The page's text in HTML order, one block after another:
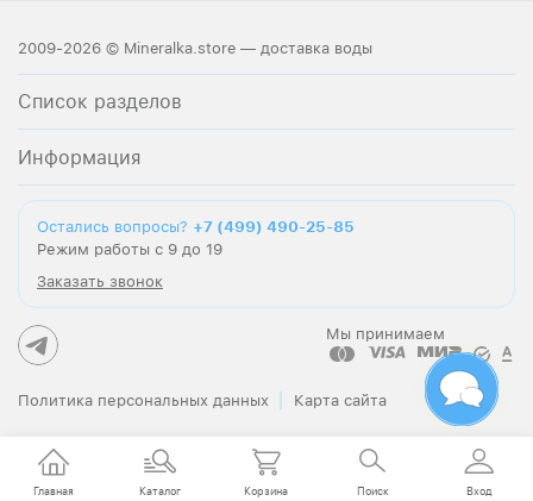
Главная Каталог Корзина Поиск Вход
2009-2026 © Mineralka.store — доставка воды
Список разделов
Информация
Остались вопросы? +7 (499) 490-25-85
Режим работы с 9 до 19
Заказать звонок
Мы принимаем
Политика персональных данных Карта сайта